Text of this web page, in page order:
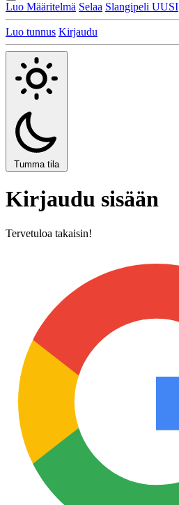
Luo Määritelmä Selaa Slangipeli UUSI
Luo tunnus Kirjaudu
Tumma tila
Kirjaudu sisään
Tervetuloa takaisin!